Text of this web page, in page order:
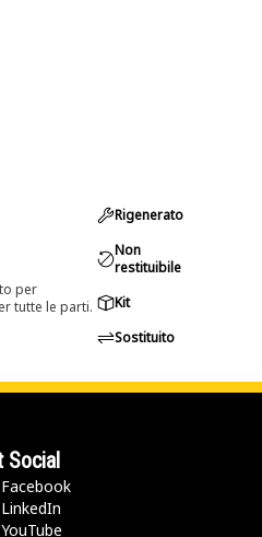
per
tutte le parti.
Rigenerato
Non
restituibile
Kit
Sostituito
Social
Facebook
LinkedIn
YouTube